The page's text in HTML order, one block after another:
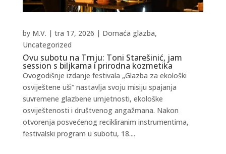
Ovu subotu na Trnju: Toni Starešinić, jam
session s biljkama i prirodna kozmetika
by M.V. | tra 17, 2026 | Domaća glazba,
Uncategorized
Ovogodišnje izdanje festivala „Glazba za ekološki
osviještene uši“ nastavlja svoju misiju spajanja
suvremene glazbene umjetnosti, ekološke
osviještenosti i društvenog angažmana. Nakon
otvorenja posvećenog recikliranim instrumentima,
festivalski program u subotu, 18....